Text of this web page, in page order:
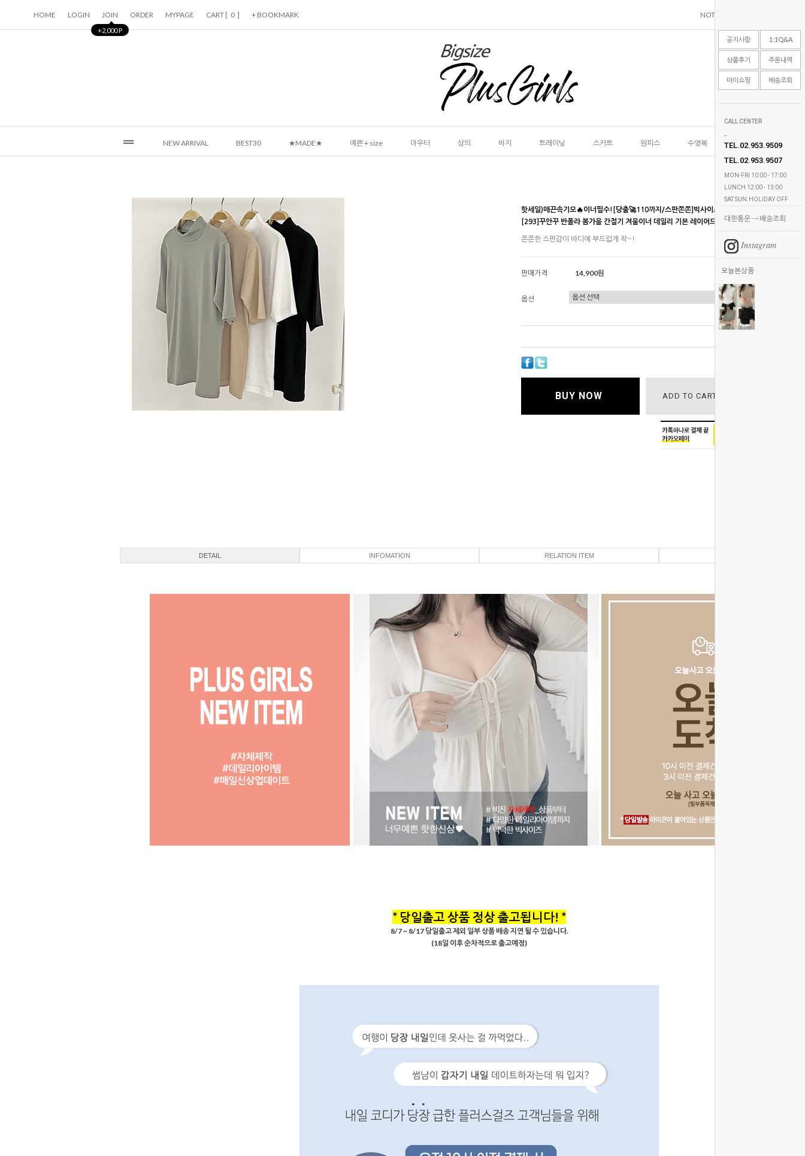
공지사항 1:1Q&A
상품후기 주문내역
마이쇼핑 배송조회
CALL CENTER
TEL.02.953.9509
TEL.02.953.9507
MON-FRI 10:00 - 17:00
LUNCH 12:00 - 13:00
SAT.SUN.HOLIDAY OFF
대한통운 → 배송조회
Instagram
오늘본상품
HOME LOGIN JOIN
+2,000 P
ORDER MYPAGE CART [ 0 ] + BOOKMARK NOTICE
NEW ARRIVAL BEST30 ★MADE★ 예쁜 + size 아우터 상의 바지 트레이닝 스커트 원피스 수영복 언더웨어
핫세일)매끈속기모🔥이너필수![당출🚀110까지/스판쫀쫀]빅사이즈 스판기모 반목폴라 반팔 티
[293]꾸안꾸 반폴라 봄가을 간절기 겨울이너 데일리 기본 레이어드 하객룩 플러스사이즈
쫀쫀한 스판감이 바디에 부드럽게 착~!
판매가격 14,900원
옵션
BUY NOW ADD TO CART
DETAIL INFOMATION RELATION ITEM
* 당일출고 상품 정상 출고됩니다! *
8/7 ~ 8/17 당일출고 제외 일부 상품 배송 지연 될 수 있습니다.
(18일 이후 순차적으로 출고예정)